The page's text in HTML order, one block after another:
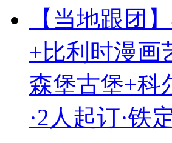
【当地跟团
+比利时漫画
森堡古堡+科
·2人起订·铁